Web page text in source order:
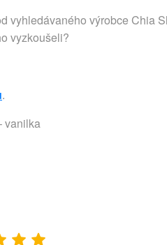
vyhledávaného výrobce Chia
vyzkoušeli?
.
vanilka